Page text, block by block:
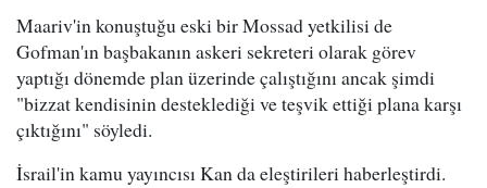
Maariv'in konuştuğu eski bir Mossad yetkilisi de
Gofman'ın başbakanın askeri sekreteri olarak görev
yaptığı dönemde plan üzerinde çalıştığını ancak şimdi
"bizzat kendisinin desteklediği ve teşvik ettiği plana karşı
çıktığını" söyledi.
İsrail'in kamu yayıncısı Kan da eleştirileri haberleştirdi.